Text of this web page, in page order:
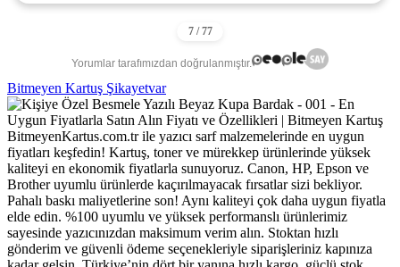
Yorumlar tarafımızdan doğrulanmıştır.
Bitmeyen Kartuş Şikayetvar
BitmeyenKartus.com.tr ile yazıcı sarf malzemelerinde en uygun
fiyatları keşfedin! Kartuş, toner ve mürekkep ürünlerinde yüksek
kaliteyi en ekonomik fiyatlarla sunuyoruz. Canon, HP, Epson ve
Brother uyumlu ürünlerde kaçırılmayacak fırsatlar sizi bekliyor.
Pahalı baskı maliyetlerine son! Aynı kaliteyi çok daha uygun fiyatla
elde edin. %100 uyumlu ve yüksek performanslı ürünlerimiz
sayesinde yazıcınızdan maksimum verim alın. Stoktan hızlı
gönderim ve güvenli ödeme seçenekleriyle siparişleriniz kapınıza